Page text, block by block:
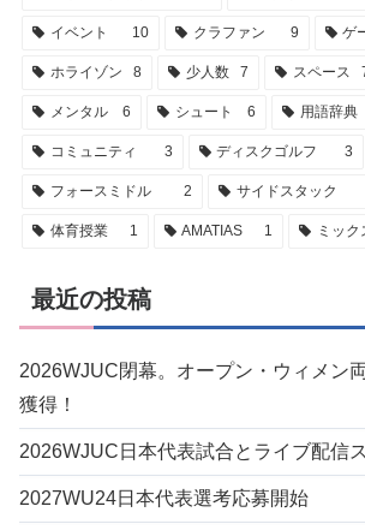
イベント 10 クラファン 9 ゲ
ホライゾン 8 少人数 7 スペース
メンタル 6 シュート 6 用語辞典
コミュニティ 3 ディスクゴルフ 3
フォースミドル 2 サイドスタック
体育授業 1 AMATIAS 1 ミッ
最近の投稿
2026WJUC閉幕。オープン・ウィメン
獲得！
2026WJUC日本代表試合とライブ配信
2027WU24日本代表選考応募開始